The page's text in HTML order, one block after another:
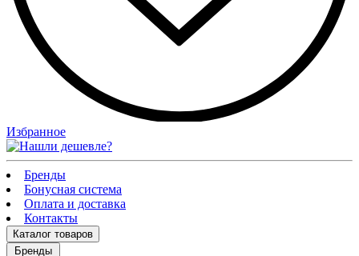
Избранное
Бренды
Бонусная система
Оплата и доставка
Контакты
Каталог товаров
Бренды